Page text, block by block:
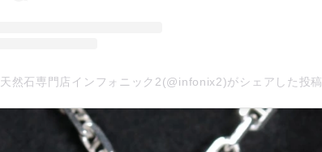
天然石専門店インフォニック2(@infonix2)がシェアした投稿